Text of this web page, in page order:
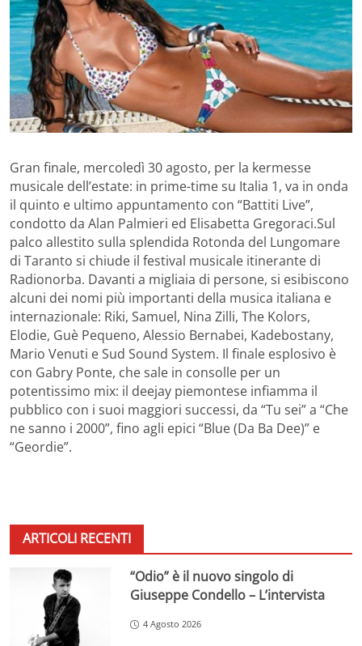
Gran finale, mercoledì 30 agosto, per la kermesse
musicale dell’estate: in prime-time su Italia 1, va in onda
il quinto e ultimo appuntamento con “Battiti Live”,
condotto da Alan Palmieri ed Elisabetta Gregoraci.Sul
palco allestito sulla splendida Rotonda del Lungomare
di Taranto si chiude il festival musicale itinerante di
Radionorba. Davanti a migliaia di persone, si esibiscono
alcuni dei nomi più importanti della musica italiana e
internazionale: Riki, Samuel, Nina Zilli, The Kolors,
Elodie, Guè Pequeno, Alessio Bernabei, Kadebostany,
Mario Venuti e Sud Sound System. Il finale esplosivo è
con Gabry Ponte, che sale in consolle per un
potentissimo mix: il deejay piemontese infiamma il
pubblico con i suoi maggiori successi, da “Tu sei” a “Che
ne sanno i 2000”, fino agli epici “Blue (Da Ba Dee)” e
“Geordie”.
ARTICOLI RECENTI
“Odio” è il nuovo singolo di
Giuseppe Condello – L’intervista
4 Agosto 2026